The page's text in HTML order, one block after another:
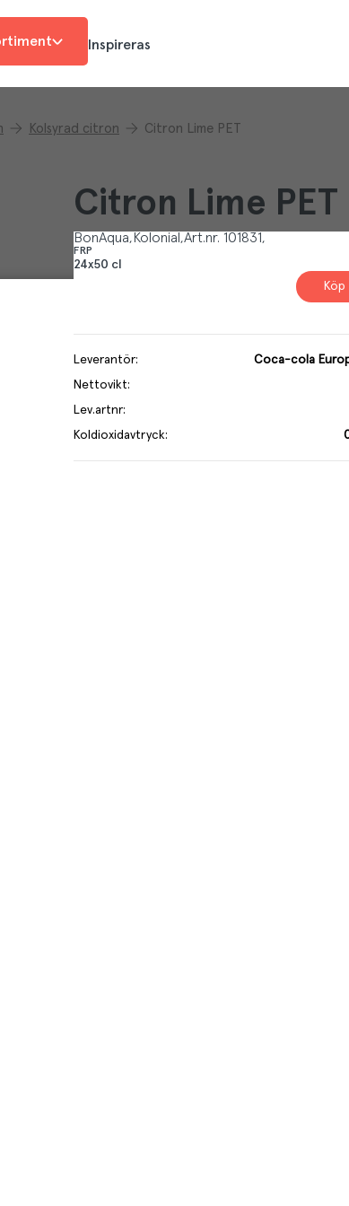
Inspireras
Kolsyrad citron Citron Lime PET
Citron Lime PET
BonAqua Kolonial Art.nr. 101831
FRP
24x50 cl
Köp
Leverantör:
Coca-cola
Nettovikt:
Lev.artnr:
Koldioxidavtryck:
varan påverkar klimatet motsvarande utsläppen av 0.8
kampanjer. Du som är Menigo-